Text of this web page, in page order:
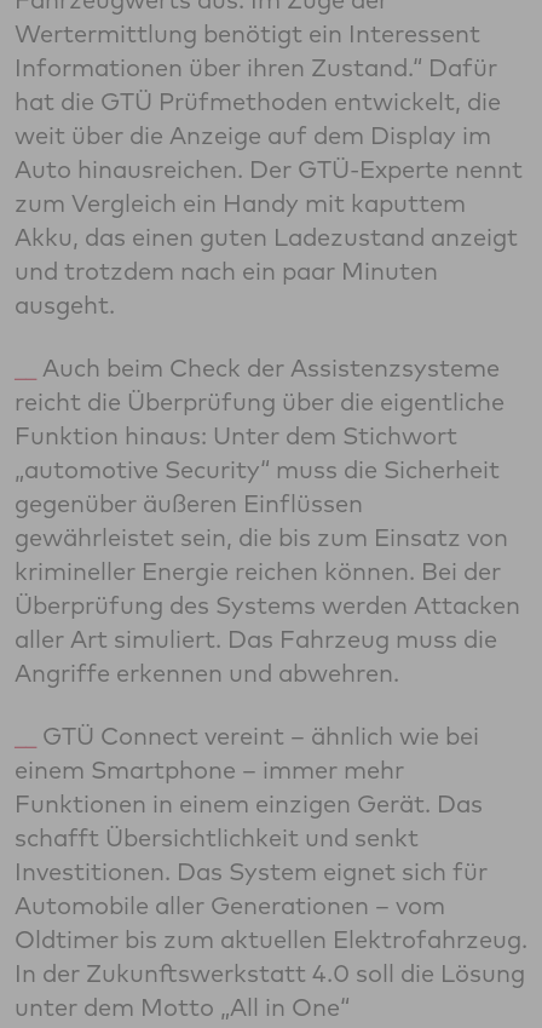
Wertermittlung benötigt ein Interessent
Informationen über ihren Zustand.“ Dafür
hat die GTÜ Prüfmethoden entwickelt, die
weit über die Anzeige auf dem Display im
Auto hinausreichen. Der GTÜ-Experte nennt
zum Vergleich ein Handy mit kaputtem
Akku, das einen guten Ladezustand anzeigt
und trotzdem nach ein paar Minuten
ausgeht.
Auch beim Check der Assistenzsysteme
reicht die Überprüfung über die eigentliche
Funktion hinaus: Unter dem Stichwort
„automotive Security“ muss die Sicherheit
gegenüber äußeren Einflüssen
gewährleistet sein, die bis zum Einsatz von
krimineller Energie reichen können. Bei der
Überprüfung des Systems werden Attacken
aller Art simuliert. Das Fahrzeug muss die
Angriffe erkennen und abwehren.
GTÜ Connect vereint – ähnlich wie bei
einem Smartphone – immer mehr
Funktionen in einem einzigen Gerät. Das
schafft Übersichtlichkeit und senkt
Investitionen. Das System eignet sich für
Automobile aller Generationen – vom
Oldtimer bis zum aktuellen Elektrofahrzeug.
In der Zukunftswerkstatt 4.0 soll die Lösung
unter dem Motto „All in One“